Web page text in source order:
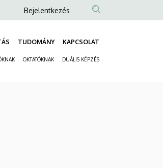
Anonim
fiók
menüje
Bejelentkezés
TUDOMÁNY KAPCSOLAT
OKTATÓKNAK DUÁLIS KÉPZÉS